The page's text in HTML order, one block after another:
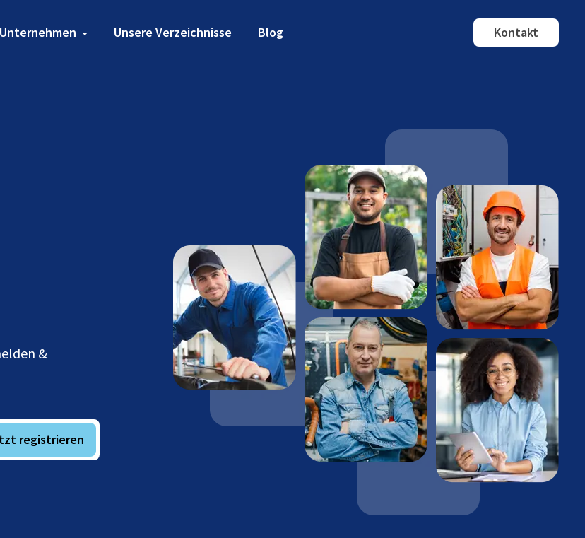
Unsere Verzeichnisse Blog Kontakt
&
registrieren